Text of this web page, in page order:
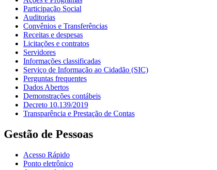
Participação Social
Auditorias
Convênios e Transferências
Receitas e despesas
Licitações e contratos
Servidores
Informações classificadas
Serviço de Informação ao Cidadão (SIC)
Perguntas frequentes
Dados Abertos
Demonstrações contábeis
Decreto 10.139/2019
Transparência e Prestação de Contas
Gestão de Pessoas
Acesso Rápido
Ponto eletrônico